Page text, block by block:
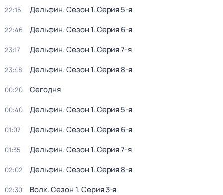
22:15 Дельфин. Сезон 1. Серия 5-я
22:46 Дельфин. Сезон 1. Серия 6-я
23:17 Дельфин. Сезон 1. Серия 7-я
23:48 Дельфин. Сезон 1. Серия 8-я
00:20 Сегодня
00:40 Дельфин. Сезон 1. Серия 5-я
01:07 Дельфин. Сезон 1. Серия 6-я
01:35 Дельфин. Сезон 1. Серия 7-я
02:02 Дельфин. Сезон 1. Серия 8-я
02:30 Волк. Сезон 1. Серия 3-я